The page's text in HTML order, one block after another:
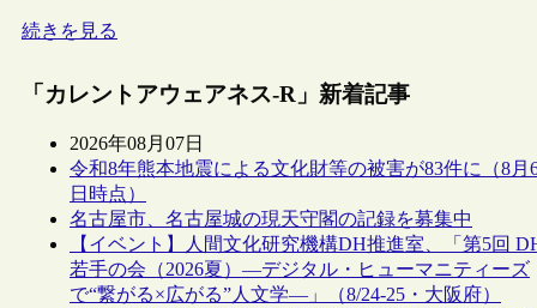
続きを見る
「カレントアウェアネス-R」新着記事
2026年08月07日
令和8年熊本地震による文化財等の被害が83件に（8月
日時点）
名古屋市、名古屋城の現天守閣の記録を募集中
【イベント】人間文化研究機構DH推進室、「第5回
若手の会（2026夏）―デジタル・ヒューマニティーズ
で“繋がる×広がる”人文学―」（8/24-25・大阪府）